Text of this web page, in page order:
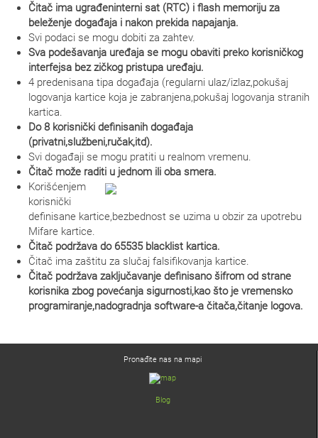
Čitač ima ugrađeninterni sat (RTC) i flash memoriju za
beleženje događaja i nakon prekida napajanja.
Svi podaci se mogu dobiti za zahtev.
Sva podešavanja uređaja se mogu obaviti preko korisničkog
interfejsa bez zičkog pristupa uređaju.
4 predenisana tipa događaja (regularni ulaz/izlaz,pokušaj
logovanja kartice koja je zabranjena,pokušaj logovanja stranih
kartica.
Do 8 korisnički definisanih događaja
(privatni,službeni,ručak,itd).
Svi događaji se mogu pratiti u realnom vremenu.
Čitač može raditi u jednom ili oba smera.
Korišćenjem
korisnički
definisane kartice,bezbednost se uzima u obzir za upotrebu
Mifare kartice.
Čitač podržava do 65535 blacklist kartica.
Čitač ima zaštitu za slučaj falsifikovanja kartice.
Čitač podržava zaključavanje definisano šifrom od strane
korisnika zbog povećanja sigurnosti,kao što je vremensko
programiranje,nadogradnja software-a čitača,čitanje logova.
Pronađite nas na mapi
Blog